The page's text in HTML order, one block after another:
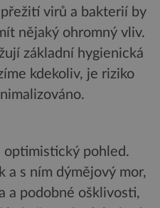
virů a bakterií by
nějaký ohromný vliv.
základní hygienická
kdekoliv, je riziko
optimistický pohled.
a s ním dýmějový mor,
a podobné ošklivosti,